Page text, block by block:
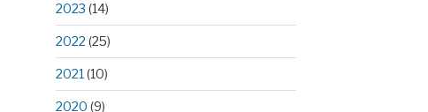
2023 (14)
2022 (25)
2021(10)
2020 (9)